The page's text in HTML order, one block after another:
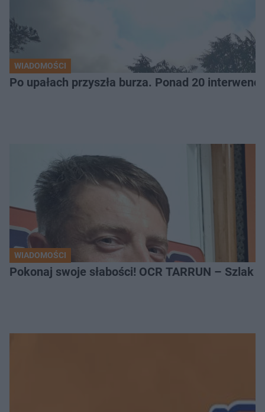
WIADOMOŚCI
Po upałach przyszła burza. Ponad 20
WIADOMOŚCI
Pokonaj swoje słabości! OCR TARRUN – Szlak